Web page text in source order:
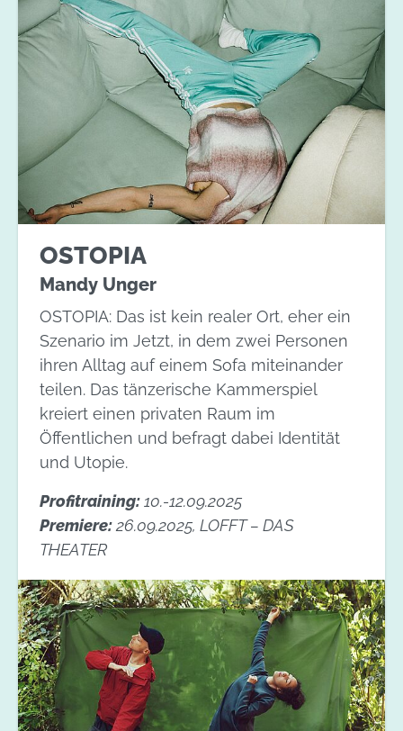
OSTOPIA
Mandy Unger
OSTOPIA: Das ist kein realer Ort, eher ein
Szenario im Jetzt, in dem zwei Personen
ihren Alltag auf einem Sofa miteinander
teilen. Das tänzerische Kammerspiel
kreiert einen privaten Raum im
Öffentlichen und befragt dabei Identität
und Utopie.
Profitraining:10.-12.09.2025
Premiere:26.09.2025, LOFFT – DAS
THEATER